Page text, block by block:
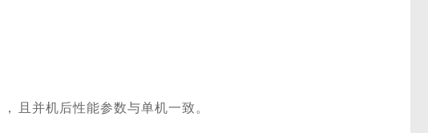
，
且并机后性能参数与单机一致。